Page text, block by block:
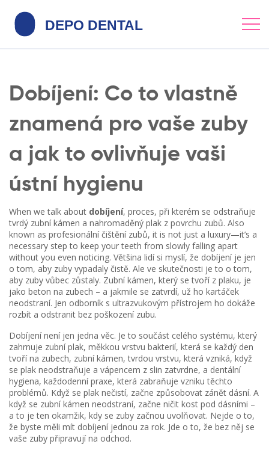
Dobíjení: Co to vlastně
znamená pro vaše zuby
a jak to ovlivňuje vaši
ústní hygienu
When we talk about dobíjení, proces, při kterém se odstraňuje
tvrdý zubní kámen a nahromaděný plak z povrchu zubů. Also
known as profesionální čištění zubů, it is not just a luxury—it’s a
necessary step to keep your teeth from slowly falling apart
without you even noticing. Většina lidí si myslí, že dobíjení je jen
o tom, aby zuby vypadaly čistě. Ale ve skutečnosti je to o tom,
aby zuby vůbec zůstaly. Zubní kámen, který se tvoří z plaku, je
jako beton na zubech – a jakmile se zatvrdí, už ho kartáček
neodstraní. Jen odborník s ultrazvukovým přístrojem ho dokáže
rozbít a odstranit bez poškození zubu.
Dobíjení není jen jedna věc. Je to součást celého systému, který
zahrnuje zubní plak, měkkou vrstvu bakterií, která se každý den
tvoří na zubech, zubní kámen,tvrdou vrstvu, která vzniká, když
se plak neodstraňuje a vápencem z slin zatvrdne, a dentální
hygiena, každodenní praxe, která zabraňuje vzniku těchto
problémů. Když se plak nečistí, začne způsobovat zánět dásní. A
když se zubní kámen neodstraní, začne ničit kost pod dásními –
a to je ten okamžik, kdy se zuby začnou uvolňovat. Nejde o to,
že byste měli mít dobíjení jednou za rok. Jde o to, že bez něj se
vaše zuby připravují na odchod.